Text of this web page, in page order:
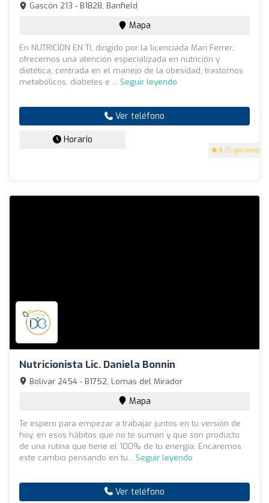
5 (5 opiniones)
Gascón 213 - B1828, Banfield
Mapa
En NUTRICION EN TI, dirigido por la licenciada Mari Ferrer,
ofrecemos una atención especializada en nutrición y
dietética, centrada en el manejo de la obesidad, trastornos
metabólicos, diabetes e ... Seguir leyendo
Ver teléfono
Horario
Nutricionista Lic. Daniela Bonnin
Bolívar 2454 - B1752, Lomas del Mirador
Mapa
Te espero para empezar a trabajar juntos en tu versión de
hoy, en esos hábitos que no te suman y que son producto
de una rutina que tiene el 100% de tu energía. Encaremos
este cambio pensando en tu... Seguir leyendo
Ver teléfono